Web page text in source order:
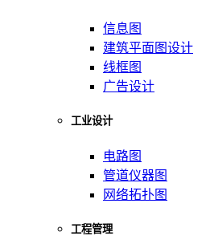
信息图
建筑平面图设计
线框图
广告设计
工业设计
电路图
管道仪器图
网络拓扑图
工程管理